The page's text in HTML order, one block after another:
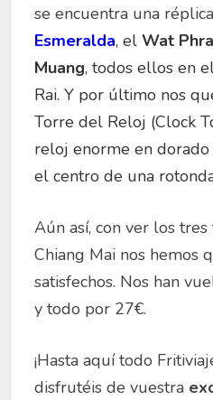
se encuentra una
Esmeralda, el Wat
Muang, todos ellos en
Rai. Y por último nos
Torre del Reloj (Clock
reloj enorme en
el centro de una
Aún así, con ver los
Chiang Mai nos hemos
satisfechos. Nos han
y todo por 27€.
¡Hasta aquí todo
disfrutéis de vuestra